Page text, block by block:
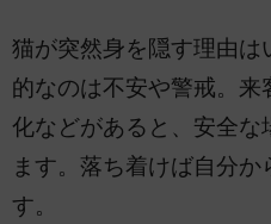
猫が突然身を隠す理由は
的なのは不安や警戒。
化などがあると、安全な
ます。落ち着けば自分
す。